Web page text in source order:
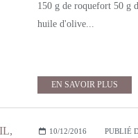
150 g de roquefort 50 g
huile d'olive...
EN SAVOIR PLUS
10/12/2016 PUBLIÉ